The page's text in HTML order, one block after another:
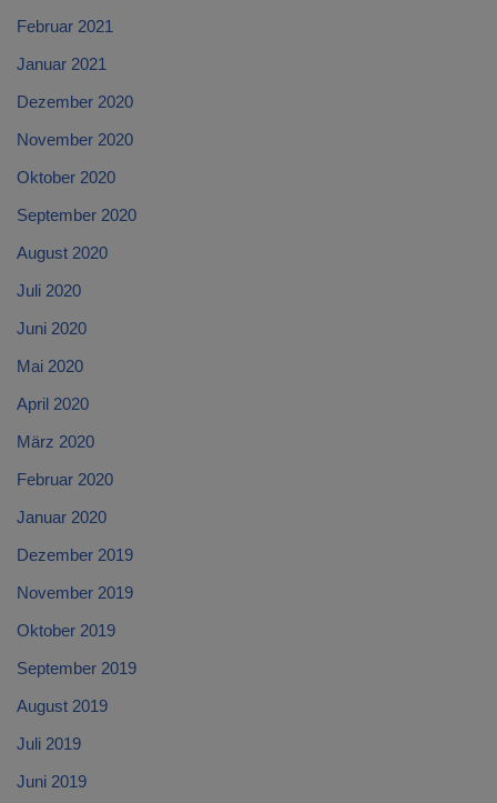
Februar 2021
Januar 2021
Dezember 2020
November 2020
Oktober 2020
September 2020
August 2020
Juli 2020
Juni 2020
Mai 2020
April 2020
März 2020
Februar 2020
Januar 2020
Dezember 2019
November 2019
Oktober 2019
September 2019
August 2019
Juli 2019
Juni 2019